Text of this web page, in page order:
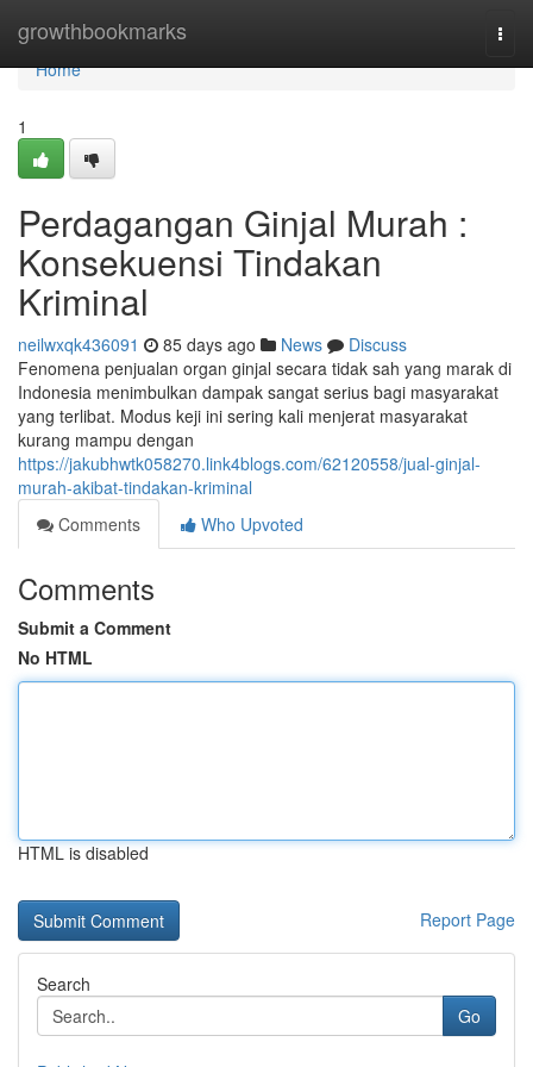
growthbookmarks
Home
Home
1
Perdagangan Ginjal Murah :
Konsekuensi Tindakan
Kriminal
neilwxqk436091 85 days ago News
Discuss
Fenomena penjualan organ ginjal secara tidak sah yang marak di
Indonesia menimbulkan dampak sangat serius bagi masyarakat
yang terlibat. Modus keji ini sering kali menjerat masyarakat
kurang mampu dengan
https://jakubhwtk058270.link4blogs.com/62120558/jual-ginjal-
murah-akibat-tindakan-kriminal
Comments
Who Upvoted
Comments
Submit a Comment
No HTML
HTML is disabled
Report Page
Search
Go